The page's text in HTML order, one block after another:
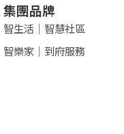
集團品牌
智生活│智慧社區
智樂家│到府服務